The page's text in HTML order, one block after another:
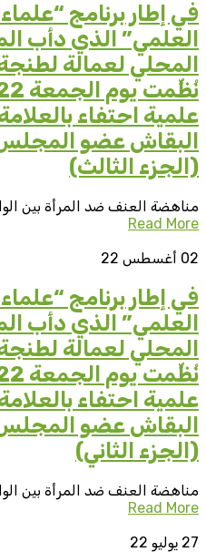
في إطار برنامج
العلمي” الذي دأب
المحلي لعمالة
علمية احتفاء
البقاش عضو
(الجزء الثالث)
مناهضة العنف ضد المرأة بين
Read More
02 أغسطس 22
في إطار برنامج
العلمي” الذي دأب
المحلي لعمالة
علمية احتفاء
البقاش عضو
(الجزء الثاني)
مناهضة العنف ضد المرأة بين
Read More
27 يوليو 22